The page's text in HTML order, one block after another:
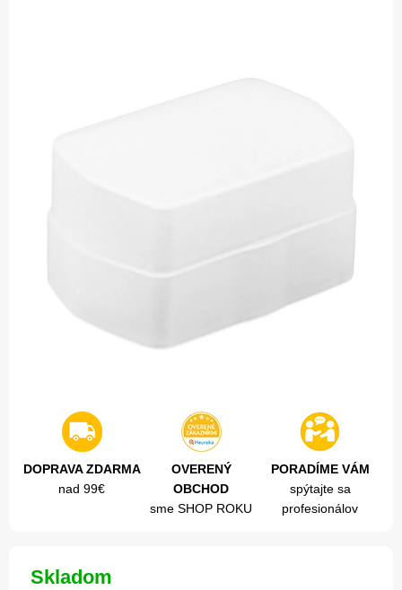
DOPRAVA ZDARMA
nad 99€
OVERENÝ
OBCHOD
sme SHOP ROKU
PORADÍME VÁM
spýtajte sa
profesionálov
Skladom